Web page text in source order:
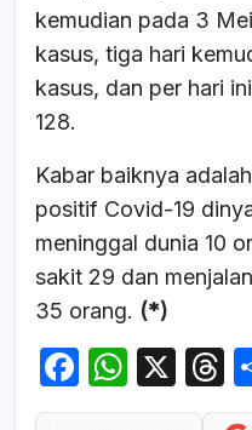
kemudian pada 3
kasus, tiga hari
kasus, dan per hari
128.
Kabar baiknya
positif Covid-19
meninggal dunia 10
sakit 29 dan
35 orang. (*)
F
a
W
h
X
T